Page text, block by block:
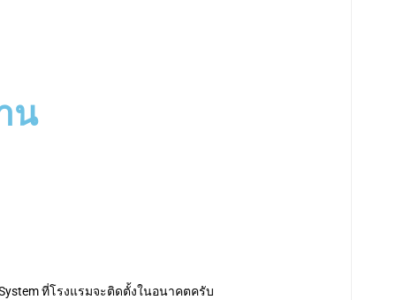
น
ที่โรงแรมจะติดตั้งในอนาคตครับ